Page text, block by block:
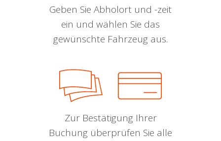
Geben Sie Abholort und -zeit
ein und wählen Sie das
gewünschte Fahrzeug aus.
Zur Bestätigung Ihrer
Buchung überprüfen Sie alle